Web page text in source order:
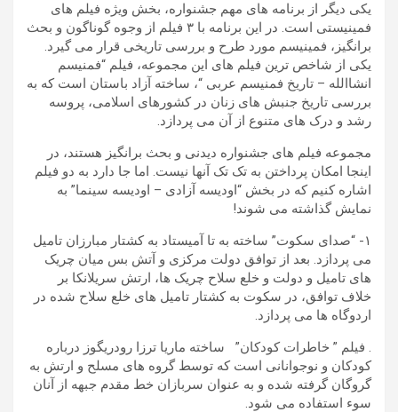
یکی دیگر از برنامه های مهم جشنواره، بخش ویژه فیلم های
فمینیستی است. در این برنامه با ۳ فیلم از وجوه گوناگون و بحث
برانگیز، فمینیسم مورد طرح و بررسی تاریخی قرار می گیرد.
یکی از شاخص ترین فیلم های این مجموعه، فیلم “فمنیسم
انشاالله – تاریخ فمنیسم عربی “، ساخته آزاد باستان است که به
بررسی تاریخ جنبش های زنان در کشورهای اسلامی، پروسه
رشد و درک های متنوع از آن می پردازد.
مجموعه فیلم های جشنواره دیدنی و بحث برانگیز هستند، در
اینجا امکان پرداختن به تک تک آنها نیست. اما جا دارد به دو فیلم
اشاره کنیم که در بخش “اودیسه آزادی – اودیسه سینما” به
نمایش گذاشته می شوند!
۱- “صدای سکوت” ساخته به تا آمیستاد به کشتار مبارزان تامیل
می پردازد. بعد از توافق دولت مرکزی و آتش بس میان چریک
های تامیل و دولت و خلع سلاح چریک ها، ارتش سریلانکا بر
خلاف توافق، در سکوت به کشتار تامیل های خلع سلاح شده در
اردوگاه ها می پردازد.
. فیلم ” خاطرات کودکان” ساخته ماریا ترزا رودریگوز درباره
کودکان و نوجوانانی است که توسط گروه های مسلح و ارتش به
گروگان گرفته شده و به عنوان سربازان خط مقدم جبهه از آنان
سوء استفاده می شود.